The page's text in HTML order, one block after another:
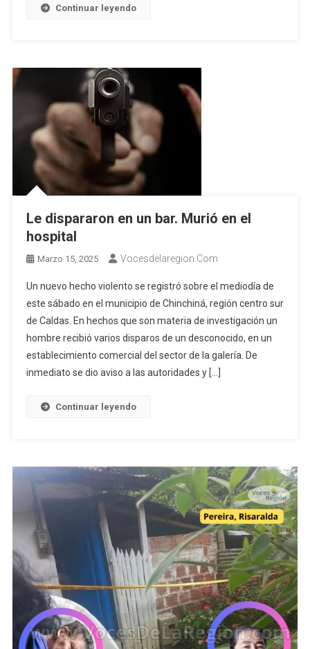
Continuar leyendo
Le dispararon en un bar. Murió en el
hospital
Marzo 15, 2025 Vocesdelaregion.com
Un nuevo hecho violento se registró sobre el mediodía de
este sábado en el municipio de Chinchiná, región centro sur
de Caldas. En hechos que son materia de investigación un
hombre recibió varios disparos de un desconocido, en un
establecimiento comercial del sector de la galería. De
inmediato se dio aviso a las autoridades y […]
Continuar leyendo